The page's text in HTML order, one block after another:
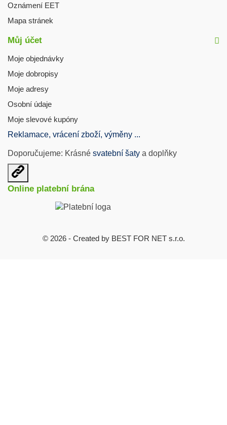
Oznámení EET
Mapa stránek
Můj účet
Moje objednávky
Moje dobropisy
Moje adresy
Osobní údaje
Moje slevové kupóny
Reklamace, vrácení zboží, výměny ...
Doporučujeme: Krásné svatební šaty a doplňky
Otevřit
užitečné
odkazy
Online platební brána
© 2026 - Created by BEST FOR NET s.r.o.